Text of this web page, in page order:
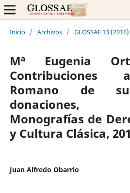
Inicio / Archivos / GLOSSAE 13 (2016)
Mª Eugenia
Contribuciones
Romano de
donaciones,
Monografías de
y Cultura Clásica,
Juan Alfredo Obarrio